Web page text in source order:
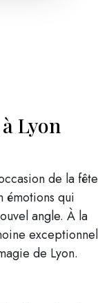
Lyon
de la fête
émotions qui
angle. À la
exceptionnel
de Lyon.